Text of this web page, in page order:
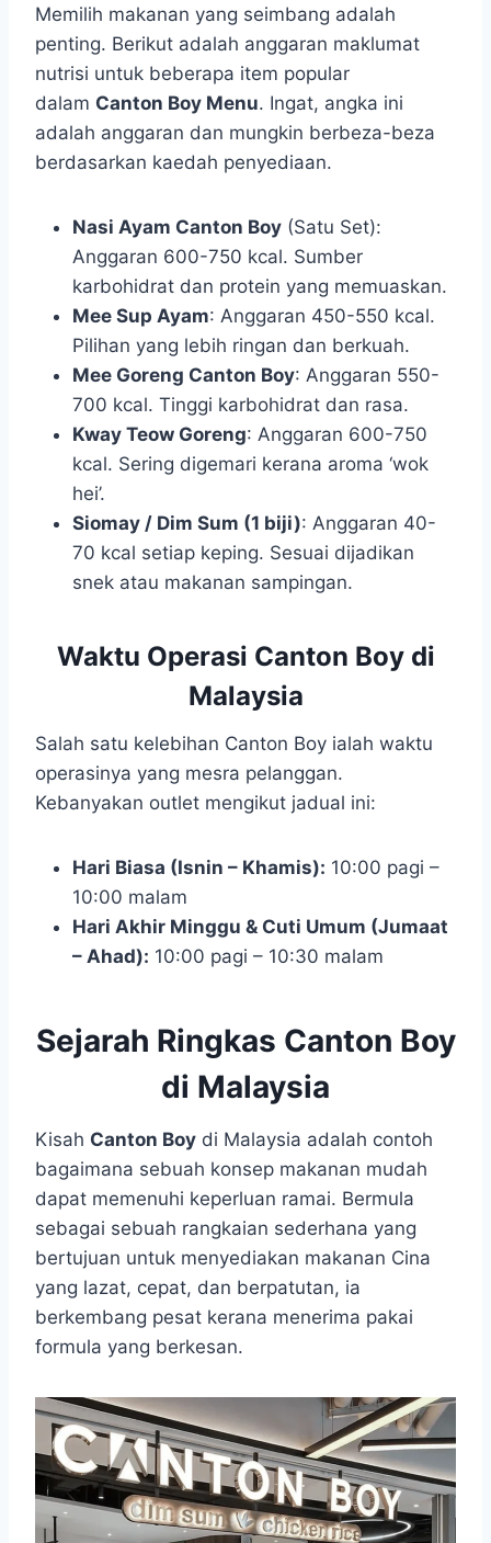
Memilih makanan yang seimbang adalah
penting. Berikut adalah anggaran maklumat
nutrisi untuk beberapa item popular
dalam Canton Boy Menu. Ingat, angka ini
adalah anggaran dan mungkin berbeza-beza
berdasarkan kaedah penyediaan.
Nasi Ayam Canton Boy (Satu Set):
Anggaran 600-750 kcal. Sumber
karbohidrat dan protein yang memuaskan.
Mee Sup Ayam: Anggaran 450-550 kcal.
Pilihan yang lebih ringan dan berkuah.
Mee Goreng Canton Boy: Anggaran 550-
700 kcal. Tinggi karbohidrat dan rasa.
Kway Teow Goreng: Anggaran 600-750
kcal. Sering digemari kerana aroma ‘wok
hei’.
Siomay / Dim Sum (1 biji): Anggaran 40-
70 kcal setiap keping. Sesuai dijadikan
snek atau makanan sampingan.
Waktu Operasi Canton Boy di
Malaysia
Salah satu kelebihan Canton Boy ialah waktu
operasinya yang mesra pelanggan.
Kebanyakan outlet mengikut jadual ini:
Hari Biasa (Isnin – Khamis): 10:00 pagi –
10:00 malam
Hari Akhir Minggu & Cuti Umum (Jumaat
– Ahad): 10:00 pagi – 10:30 malam
Sejarah Ringkas Canton Boy
di Malaysia
Kisah Canton Boy di Malaysia adalah contoh
bagaimana sebuah konsep makanan mudah
dapat memenuhi keperluan ramai. Bermula
sebagai sebuah rangkaian sederhana yang
bertujuan untuk menyediakan makanan Cina
yang lazat, cepat, dan berpatutan, ia
berkembang pesat kerana menerima pakai
formula yang berkesan.